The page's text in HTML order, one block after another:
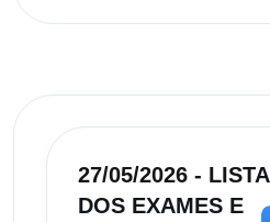
27/05/2026 -
DOS EXAMES E